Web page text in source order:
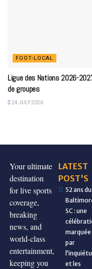
FOOT-LOCAL
Ligue des Nations 2026-
de groupes
24 JULY 2026
Your ultimate
destination
for live sports
coverage,
breaking
news, and
world-class
entertainment,
keeping you
LATEST
POST'S
52 ans du
SC : une
marquée
par
et les